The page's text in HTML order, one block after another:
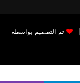
تم التصميم بواسطة